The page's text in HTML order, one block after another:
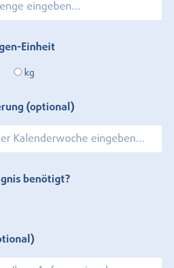
Einheit
kg
(optional)
benötigt?